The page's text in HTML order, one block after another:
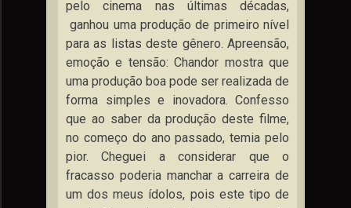
pelo cinema nas últimas décadas,
ganhou uma produção de primeiro nível
para as listas deste gênero. Apreensão,
emoção e tensão: Chandor mostra que
uma produção boa pode ser realizada de
forma simples e inovadora. Confesso
que ao saber da produção deste filme,
no começo do ano passado, temia pelo
pior. Cheguei a considerar que o
fracasso poderia manchar a carreira de
um dos meus ídolos, pois este tipo de